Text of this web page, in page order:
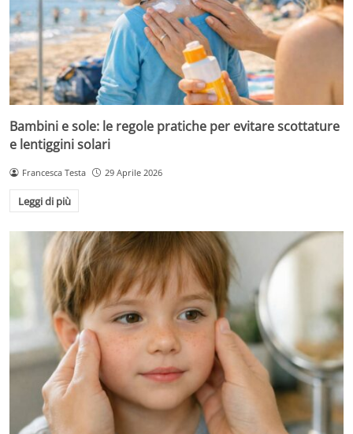
Bambini e sole: le regole pratiche per evitare scottature
e lentiggini solari
Francesca Testa 29 Aprile 2026
Leggi di più